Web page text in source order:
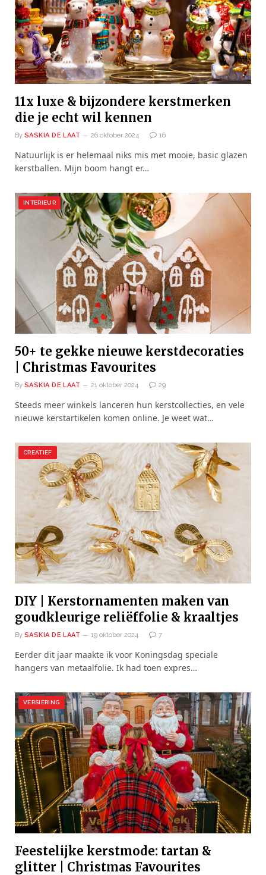
11x luxe & bijzondere kerstmerken
die je echt wil kennen
By SASKIA DE LAAT 26 oktober 2024 16
Natuurlijk is er helemaal niks mis met mooie, basic glazen
kerstballen. Mijn boom hangt er…
INTERIEUR
50+ te gekke nieuwe kerstdecoraties
| Christmas Favourites
By SASKIA DE LAAT 21 oktober 2024 29
Steeds meer winkels lanceren hun kerstcollecties, en vele
nieuwe kerstartikelen komen online. Je weet wat…
CREATIEF
DIY | Kerstornamenten maken van
goudkleurige reliëffolie & kraaltjes
By SASKIA DE LAAT 19 oktober 2024 7
Eerder dit jaar maakte ik voor Koningsdag speciale
hangers van metaalfolie. Ik had toen expres…
VERSIERING
Feestelijke kerstmode: tartan &
glitter | Christmas Favourites